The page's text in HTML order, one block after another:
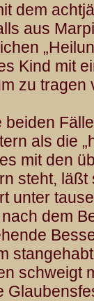
dem
aus
Kind mit
zu tragen
als die
mit den
steht,
unter
dem
schweigt